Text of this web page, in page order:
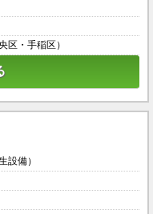
区・手稲区）
設備）